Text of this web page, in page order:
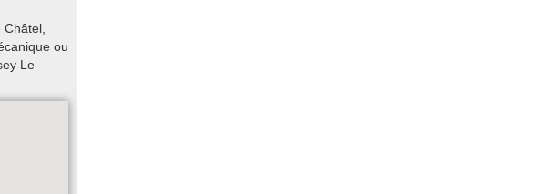
ou
Le